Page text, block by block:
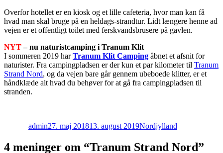
Overfor hotellet er en kiosk og et lille cafeteria, hvor man kan få
hvad man skal bruge på en heldags-strandtur. Lidt længere henne ad
vejen er et offentligt toilet med ferskvandsbrusere på gavlen.
NYT– nu naturistcamping i Tranum Klit
I sommeren 2019 harTranum Klit Camping åbnet et afsnit for
naturister. Fra campingpladsen er der kun et par kilometer til Tranum
Strand Nord, og da vejen bare går gennem ubeboede klitter, er et
håndklæde alt hvad du behøver for at gå fra campingpladsen til
stranden.
admin27. maj 201813. august 2019Nordjylland
4 meninger om “Tranum Strand Nord”